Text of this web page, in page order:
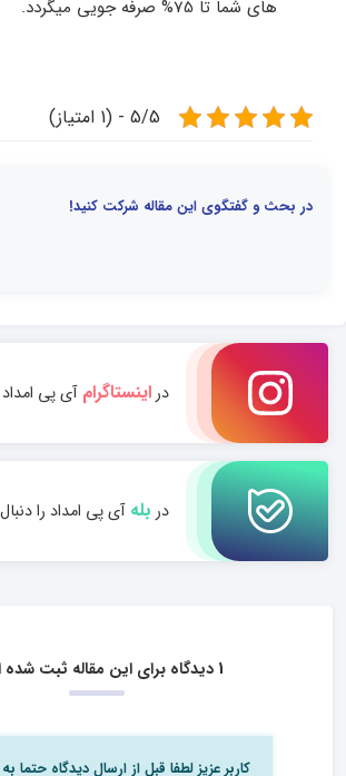
های شما تا 75% صرفه جویی میگردد.
5/5 - (1 امتیاز)
در بحث و گفتگوی این مقاله شرکت کنید!
دراینستاگرامآی پی امداد
در بلهآی پی امداد را
1 دیدگاه برای این مقاله ثبت شده است
کاربر عزیز لطفا قبل از ارسال دیدگاه حتما